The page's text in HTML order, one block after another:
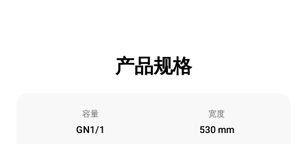
产品规格
容量
GN1/1
宽度
530 mm